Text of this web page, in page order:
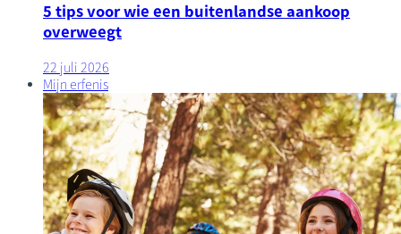
5 tips voor wie een buitenlandse aankoop
overweegt
22 juli 2026
Mijn erfenis